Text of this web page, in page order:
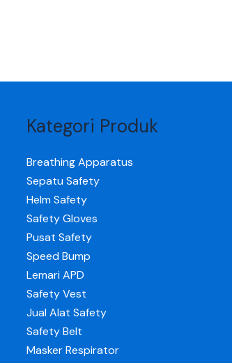
Kategori Produk
Breathing Apparatus
Sepatu Safety
Helm Safety
Safety Gloves
Pusat Safety
Speed Bump
Lemari APD
Safety Vest
Jual Alat Safety
Safety Belt
Masker Respirator